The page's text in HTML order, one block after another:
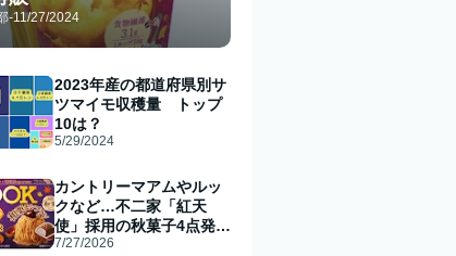
-11/27/2024
2023年産の都道府県別サ
ツマイモ収穫量 トップ
10は？
5/29/2024
カントリーマアムやルッ
クなど…不二家「紅天
使」採用の秋菓子4点発売
へ
7/27/2026